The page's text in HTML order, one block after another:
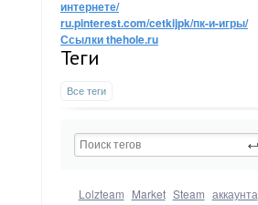
интернете/
ru.pinterest.com/cetkijpk/пк-и-игры/
Ссылки thehole.ru
Теги
Все теги
Lolzteam Market Steam аккаунта